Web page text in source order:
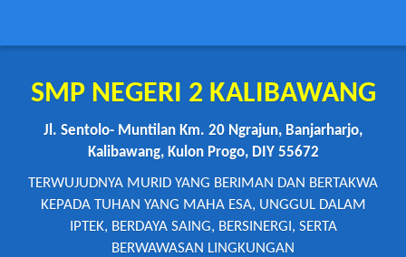
SMP NEGERI 2 KALIBAWANG
Jl. Sentolo- Muntilan Km. 20 Ngrajun, Banjarharjo,
Kalibawang, Kulon Progo, DIY 55672
TERWUJUDNYA MURID YANG BERIMAN DAN BERTAKWA
KEPADA TUHAN YANG MAHA ESA, UNGGUL DALAM
IPTEK, BERDAYA SAING, BERSINERGI, SERTA
BERWAWASAN LINGKUNGAN